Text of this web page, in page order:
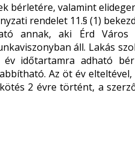
bérletére, valamint
rendelet 11.§ (1)
annak, aki Érd Város
áll. Lakás
időtartamra adható
Az öt év
2 évre történt, a